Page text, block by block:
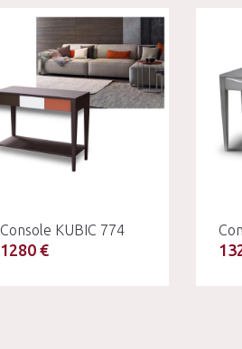
Console KUBIC 774
1280 €